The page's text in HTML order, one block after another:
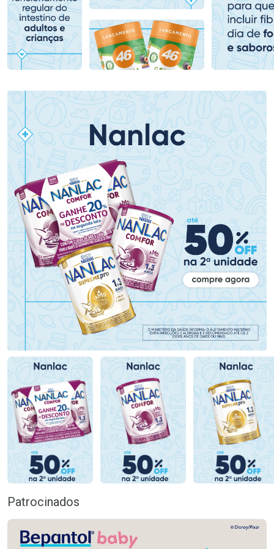
Comprar sem Desconto
Por R$ 153,99/cada
Comprar sem Desconto
Por R$ 153,99/cada
Comprar sem Desconto
Por R$ 71,99/cada
Comprar sem Desconto
Por R$ 71,99/cada
Patrocinados